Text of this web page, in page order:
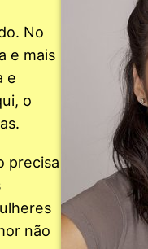
No
e mais
e
o
precisa
não